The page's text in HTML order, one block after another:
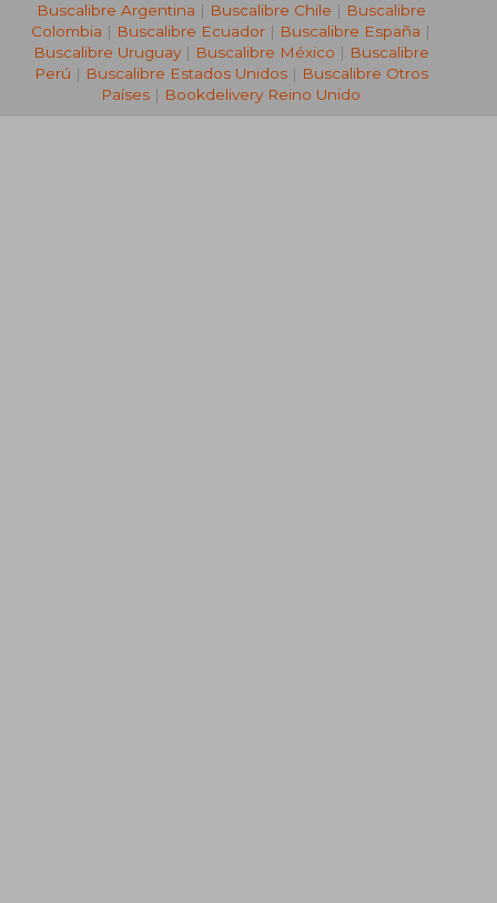
Buscalibre Argentina | Buscalibre Chile | Buscalibre
Colombia | Buscalibre Ecuador | Buscalibre España |
Buscalibre Uruguay| Buscalibre México | Buscalibre
Perú | Buscalibre Estados Unidos| Buscalibre Otros
Países | Bookdelivery Reino Unido